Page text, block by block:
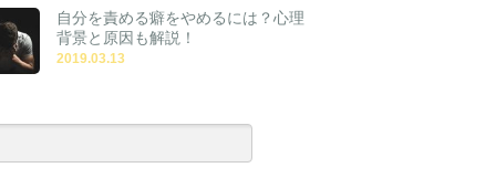
自分を責める癖をやめるには？心理
背景と原因も解説！
2019.03.13